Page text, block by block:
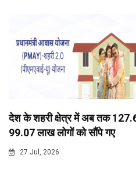
देश के शहरी क्षेत्र में अब तक
99.07 लाख लोगों को सौंपे गए
27 Jul, 2026